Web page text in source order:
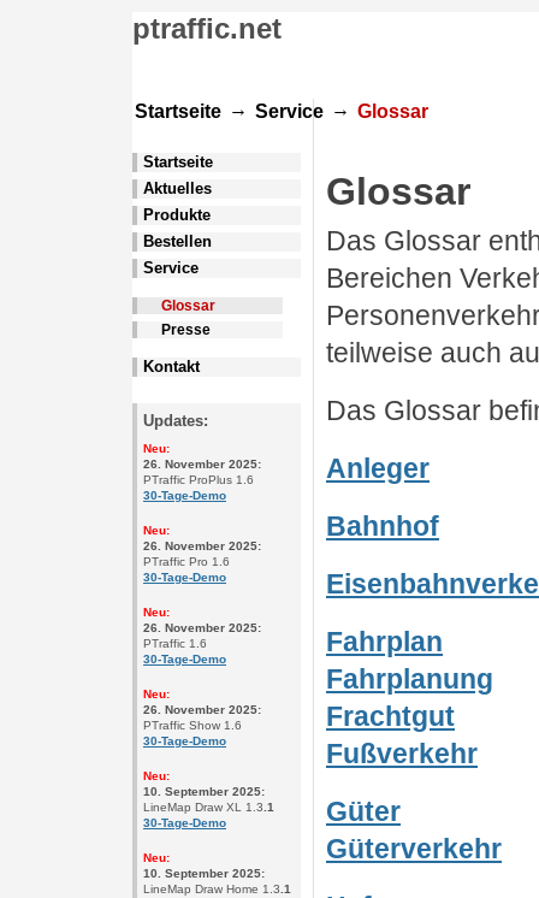
ptraffic.net
Startseite → Service → Glossar
Startseite
Aktuelles
Produkte
Bestellen
Service
Glossar
Presse
Kontakt
Updates:
Neu:
26. November 2025:
PTraffic ProPlus 1.6
30-Tage-Demo
Neu:
26. November 2025:
PTraffic Pro 1.6
30-Tage-Demo
Neu:
26. November 2025:
PTraffic 1.6
30-Tage-Demo
Neu:
26. November 2025:
PTraffic Show 1.6
30-Tage-Demo
Neu:
10. September 2025:
LineMap Draw XL 1.3 .1
30-Tage-Demo
Neu:
10. September 2025:
LineMap Draw Home 1.3 .1
Glossar
Das Glossar
Bereichen
teilweise auch
Das Glossar
Anleger
Bahnhof
Fahrplan
Fahrplanung
Frachtgut
Fußverkehr
Güter
Güterverkehr